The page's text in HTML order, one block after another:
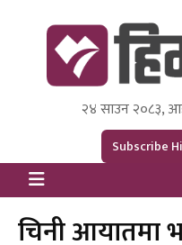
Himal Press
Dot NewsyNepal
२४ साउन २०८३,
Subscribe
चिनी आयातमा